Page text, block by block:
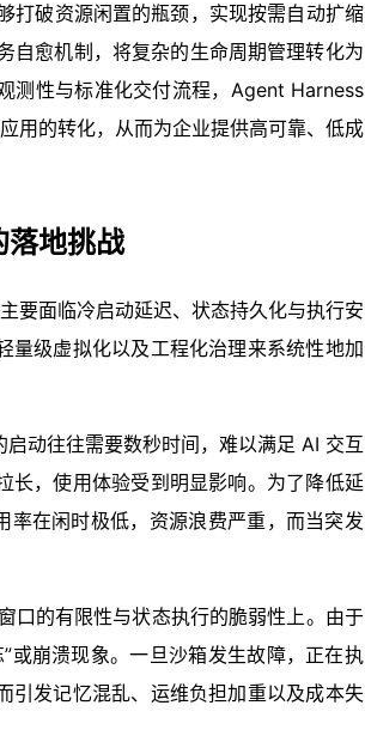
打破资源闲置的瓶颈，实现按需自动扩缩
自愈机制，将复杂的生命周期管理转化为
测性与标准化交付流程，Agent Harness
用的转化，从而为企业提供高可靠、低成
地挑战
要面临冷启动延迟、状态持久化与执行安
量级虚拟化以及工程化治理来系统性地加
启动往往需要数秒时间，难以满足 AI 交互
长，使用体验受到明显影响。为了降低延
率在闲时极低，资源浪费严重，而当突发
口的有限性与状态执行的脆弱性上。由于
或崩溃现象。一旦沙箱发生故障，正在执
引发记忆混乱、运维负担加重以及成本失